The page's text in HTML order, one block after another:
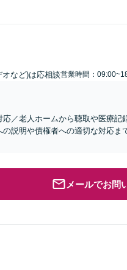
など)は応相談営業時間：
／老人ホームから聴取や医療記
説明や債権者への適切な対応ま
メールでお問